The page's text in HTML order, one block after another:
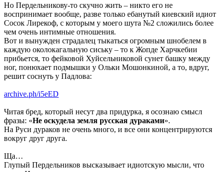
Но Пердельникову-то скучно жить – никто его не
воспринимает вообще, разве только ебанутый киевский идиот
Сосок Лирекоф, с которым у моего шута №2 сложились более
чем очень интимные отношения.
Вот и вынужден страдалец тыкаться огромным шнобелем в
каждую околокагальную сиську – то к Жопде Харчкебии
прибьется, то фейковой Хуйсельниковой сунет башку между
ног, понюхает подмышки у Ольки Мошонкиной, а то, вдруг,
решит соснуть у Падлова:
archive.ph/i5eED
Читая бред, который несут два придурка, я осознаю смысл
фразы: «Не оскудела земля русская дураками».
На Руси дураков не очень много, и все они концентрируются
вокруг друг друга.
Ща…
Глупый Пердельников высказывает идиотскую мысли, что